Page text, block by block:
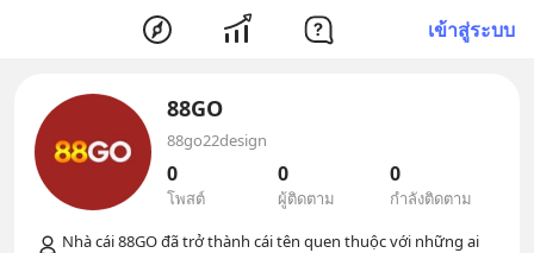
เข้าสู่ระบบ
88GO
88go22design
0
โพสต์
0
ผู้ติดตาม
0
กำลังติดตาม
Nhà cái 88GO đã trở thành cái tên quen thuộc với những ai